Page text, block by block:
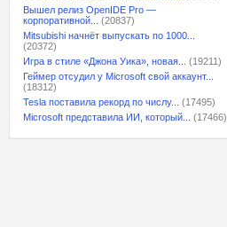
Вышел релиз OpenIDE Pro —
корпоративной...
(20837)
Mitsubishi начнёт выпускать по 1000...
(20372)
Игра в стиле «Джона Уика», новая...
(19211)
Геймер отсудил у Microsoft свой аккаунт...
(18312)
Tesla поставила рекорд по числу...
(17495)
Microsoft представила ИИ, который...
(17466)